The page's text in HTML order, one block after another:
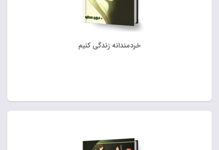
خردمندانه زندگی کنیم